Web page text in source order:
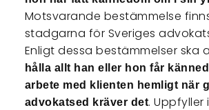
Motsvarande bestämmelse
stadgarna för Sveriges
Enligt dessa bestämmelser ska
hålla allt han eller hon får
arbete med klienten hemligt när
advokatsed kräver det. Uppfyller